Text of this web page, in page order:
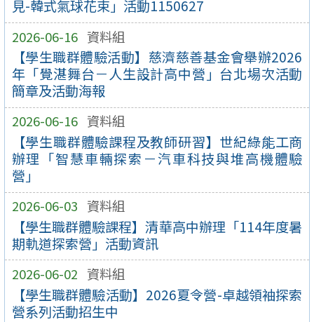
見-韓式氣球花束」活動1150627
2026-06-16 資料組
【學生職群體驗活動】慈濟慈善基金會舉辦2026
年「覺湛舞台－人生設計高中營」台北場次活動
簡章及活動海報
2026-06-16 資料組
【學生職群體驗課程及教師研習】世紀綠能工商
辦理「智慧車輛探索－汽車科技與堆高機體驗
營」
2026-06-03 資料組
【學生職群體驗課程】清華高中辦理「114年度暑
期軌道探索營」活動資訊
2026-06-02 資料組
【學生職群體驗活動】2026夏令營-卓越領袖探索
營系列活動招生中